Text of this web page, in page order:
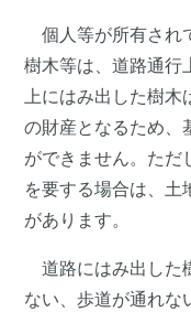
個人等が所有され
樹木等は、道路通行
上にはみ出した樹
の財産となるため、
ができません。ただ
を要する場合は、土
があります。
道路にはみ出した
ない、歩道が通れな